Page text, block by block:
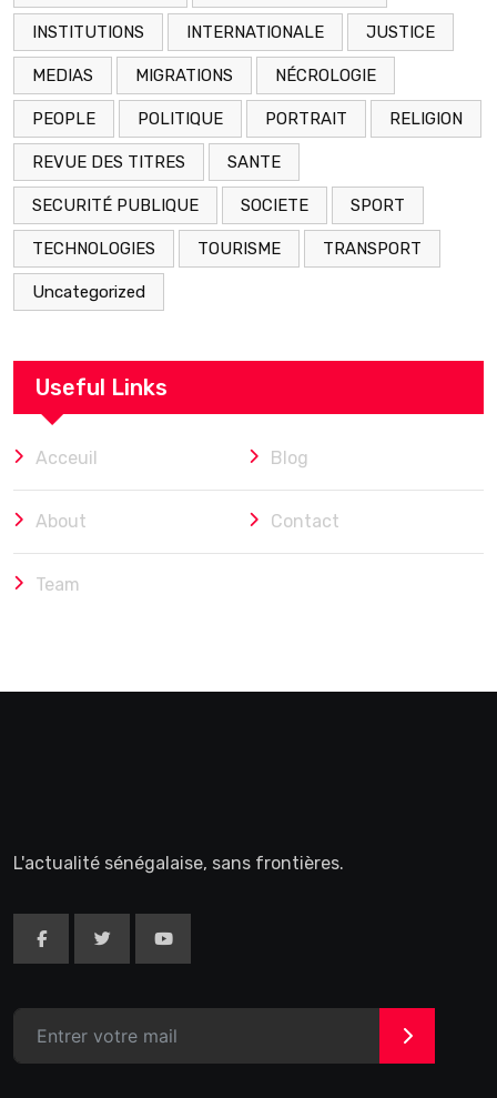
INSTITUTIONS INTERNATIONALE JUSTICE
MEDIAS MIGRATIONS NÉCROLOGIE
PEOPLE POLITIQUE PORTRAIT RELIGION
REVUE DES TITRES SANTE
SECURITÉ PUBLIQUE SOCIETE SPORT
TECHNOLOGIES TOURISME TRANSPORT
Uncategorized
Useful Links
Acceuil Blog
About Contact
Team
L'actualité sénégalaise, sans frontières.
>